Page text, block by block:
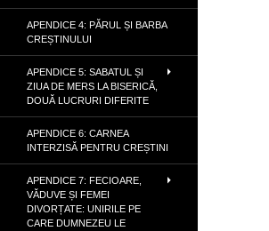
APENDICE 4: PĂRUL ȘI BARBA
CREȘTINULUI
APENDICE 5: SABATUL ȘI
ZIUA DE MERS LA BISERICĂ,
DOUĂ LUCRURI DIFERITE
APENDICE 6: CARNEA
INTERZISĂ PENTRU CREȘTINI
APENDICE 7: FECIOARE,
VĂDUVE ȘI FEMEI
DIVORȚATE: UNIRILE PE
CARE DUMNEZEU LE